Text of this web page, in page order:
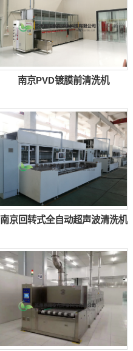
南京PVD镀膜前清洗机
南京回转式全自动超声波清洗机